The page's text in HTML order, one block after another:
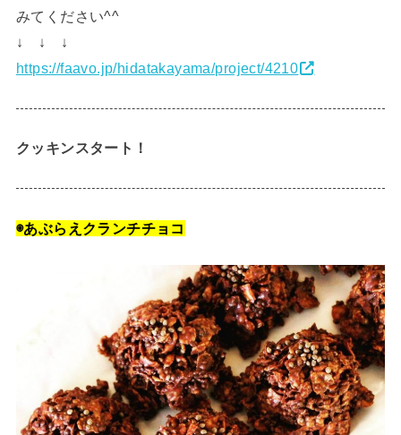
みてください^^
↓ ↓ ↓
https://faavo.jp/hidatakayama/project/4210
クッキンスタート！
◉あぶらえクランチチョコ